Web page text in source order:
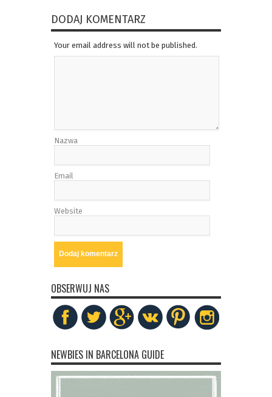
DODAJ KOMENTARZ
Your email address will not be published.
Nazwa
Email
Website
OBSERWUJ NAS
NEWBIES IN BARCELONA GUIDE